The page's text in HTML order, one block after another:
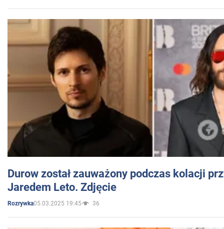
Durow został zauważony podczas kolacji
Jaredem Leto. Zdjęcie
Rozrywka05.03.2025 19:45 36